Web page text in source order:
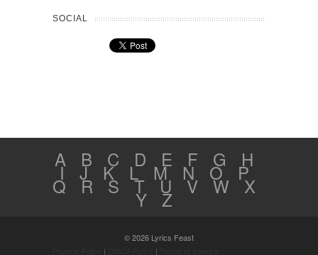
SOCIAL
A B C D E F G H
I J K L M N O P
Q R S T U V W X
Y Z
© 2026 Lyrics Feast
| |